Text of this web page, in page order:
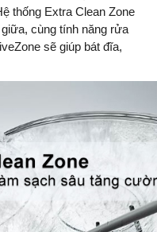
thống Extra Clean Zone
cùng tính năng rửa
sẽ giúp bát đĩa,